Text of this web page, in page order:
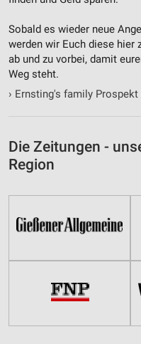
Sobald es wieder neue
werden wir Euch diese hier
ab und zu vorbei, damit
Weg steht.
› Ernsting's family
Die Zeitungen -
Region